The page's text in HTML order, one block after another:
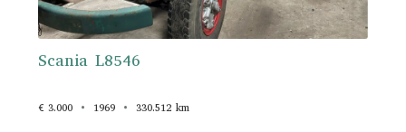
Scania L8546
€ 3.000 1969 330.512 km